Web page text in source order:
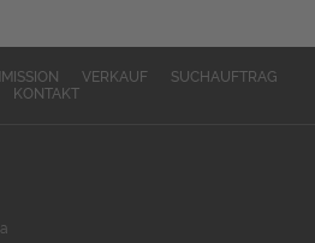
VERKAUF
SUCHAUFTRAG
KONTAKT